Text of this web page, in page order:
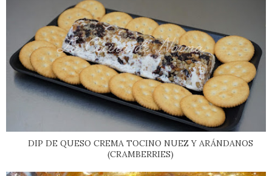
DIP DE QUESO CREMA TOCINO NUEZ Y ARÁNDANOS
(CRAMBERRIES)